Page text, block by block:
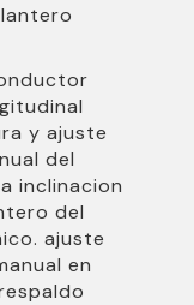
y ajuste
del
inclinacion
del
ajuste
en